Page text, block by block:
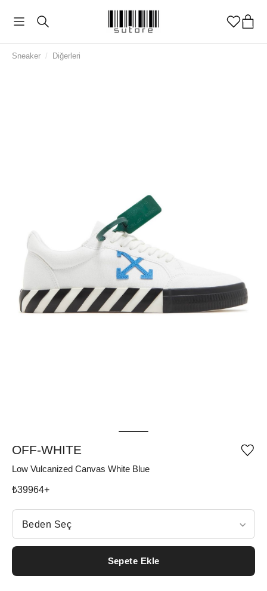
Sneaker / Diğerleri
OFF-WHITE
Low Vulcanized Canvas White Blue
₺39964+
Beden Seç
Beden Seç
Sepete Ekle